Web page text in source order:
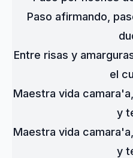
Paso afirmando,
Entre risas y
el
Maestra vida
y
Maestra vida
y